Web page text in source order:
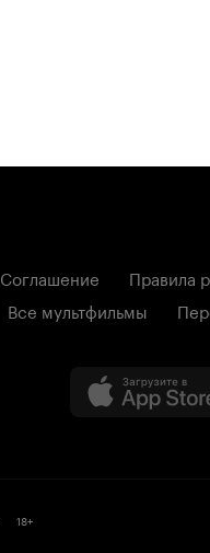
Соглашение Правила
Все мультфильмы
18+